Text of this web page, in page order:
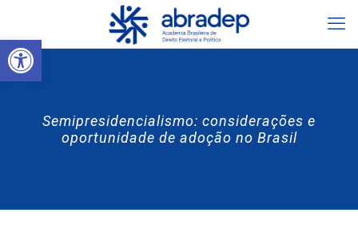
Abrir a barra de ferramentas
Semipresidencialismo: considerações e
oportunidade de adoção no Brasil